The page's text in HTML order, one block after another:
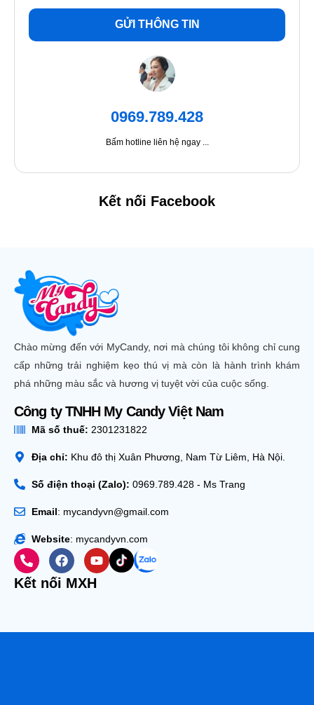
GỬI THÔNG TIN
0969.789.428
Bấm hotline liên hệ ngay ...
Kết nối Facebook
Chào mừng đến với MyCandy, nơi mà chúng tôi không chỉ cung
cấp những trải nghiệm kẹo thú vị mà còn là hành trình khám
phá những màu sắc và hương vị tuyệt vời của cuộc sống.
Công ty TNHH My Candy Việt Nam
Mã số thuế: 2301231822
Địa chỉ: Khu đô thị Xuân Phương, Nam Từ Liêm, Hà Nội.
Số điện thoại (Zalo): 0969.789.428 - Ms Trang
Email: mycandyvn@gmail.com
Website: mycandyvn.com
Kết nối MXH